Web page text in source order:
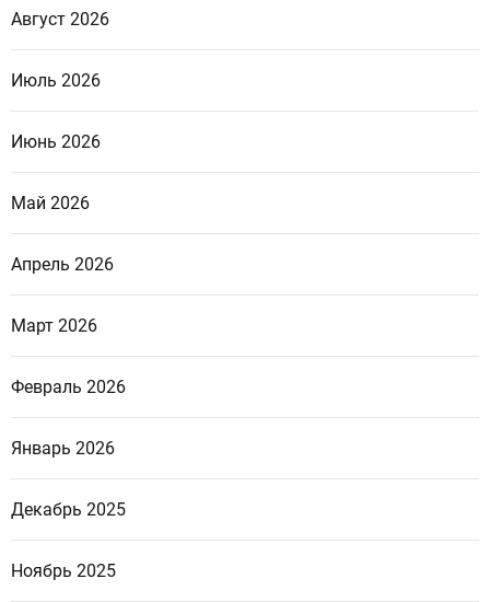
Август 2026
Июль 2026
Июнь 2026
Май 2026
Апрель 2026
Март 2026
Февраль 2026
Январь 2026
Декабрь 2025
Ноябрь 2025